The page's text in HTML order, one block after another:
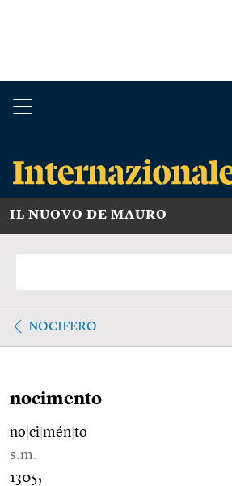
IL NUOVO DE MAURO
NOCIFERO
nocimento
no ci mén to
s.m.
1305;